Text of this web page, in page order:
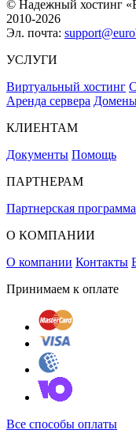
© Надежный хостинг
2010-2026
Эл. почта:
УСЛУГИ
Виртуальный хостинг
Аренда сервера
КЛИЕНТАМ
Документы Помощь
ПАРТНЕРАМ
Партнерская программа
О КОМПАНИИ
О компании Контакты
Принимаем к оплате
Все способы оплаты